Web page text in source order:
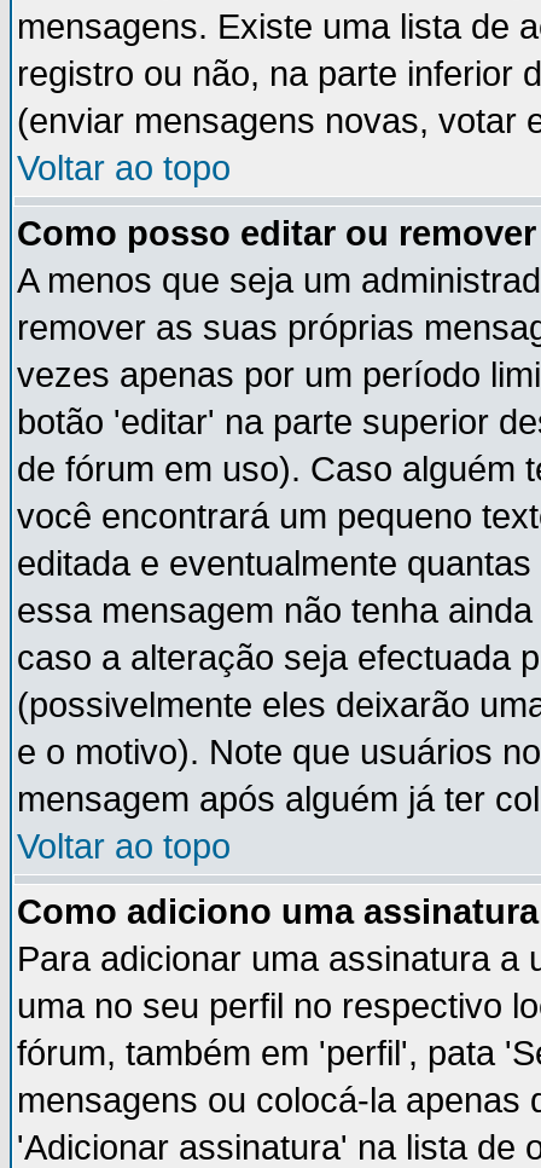
mensagens. Existe uma lista de
registro ou não, na parte inferior
(enviar mensagens novas, votar
Voltar ao topo
Como posso editar ou
A menos que seja um
remover as suas próprias
vezes apenas por um período
botão 'editar' na parte superior
de fórum em uso). Caso alguém
você encontrará um pequeno
editada e eventualmente
essa mensagem não tenha
caso a alteração seja efectuada
(possivelmente eles deixarão
e o motivo). Note que usuários
mensagem após alguém já ter
Voltar ao topo
Como adiciono uma
Para adicionar uma assinatura a
uma no seu perfil no respectivo
fórum, também em 'perfil', pata
mensagens ou colocá-la apenas
'Adicionar assinatura' na lista de